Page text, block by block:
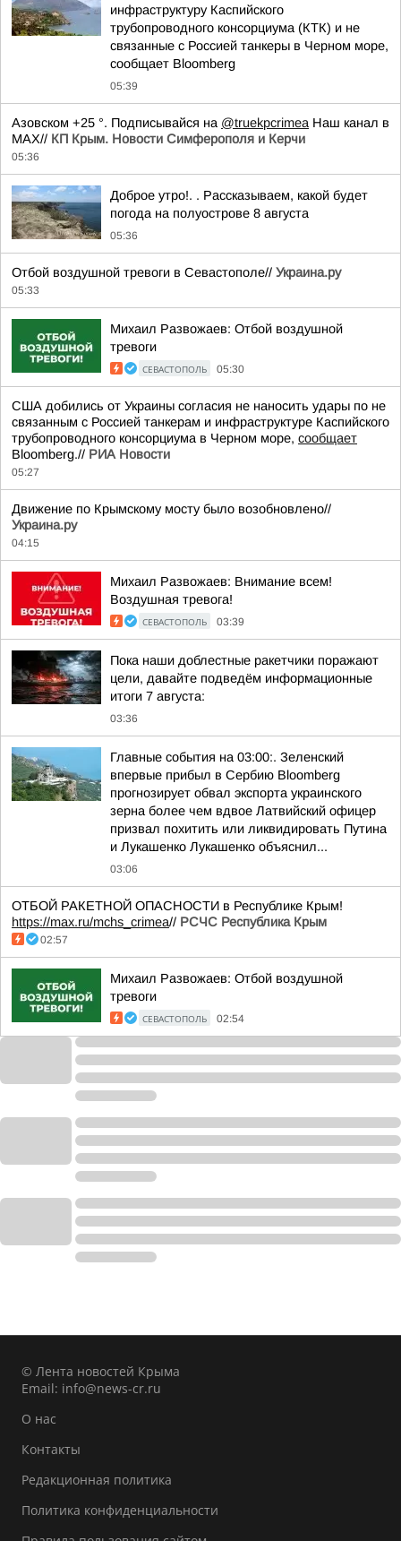
инфраструктуру Каспийского
трубопроводного консорциума (КТК) и не
связанные с Россией танкеры в Черном море,
сообщает Bloomberg
05:39
Азовском +25 °. Подписывайся на @truekpcrimea Наш канал в
MAX// КП Крым. Новости Симферополя и Керчи
05:36
Доброе утро!. . Рассказываем, какой будет
погода на полуострове 8 августа
05:36
Отбой воздушной тревоги в Севастополе// Украина.ру
05:33
Михаил Развожаев: Отбой воздушной
тревоги
СЕВАСТОПОЛЬ 05:30
США добились от Украины согласия не наносить удары по не
связанным с Россией танкерам и инфраструктуре Каспийского
трубопроводного консорциума в Черном море, сообщает
Bloomberg.// РИА Новости
05:27
Движение по Крымскому мосту было возобновлено//
Украина.ру
04:15
Михаил Развожаев: Внимание всем!
Воздушная тревога!
СЕВАСТОПОЛЬ 03:39
Пока наши доблестные ракетчики поражают
цели, давайте подведём информационные
итоги 7 августа:
03:36
Главные события на 03:00:. Зеленский
впервые прибыл в Сербию Bloomberg
прогнозирует обвал экспорта украинского
зерна более чем вдвое Латвийский офицер
призвал похитить или ликвидировать Путина
и Лукашенко Лукашенко объяснил...
03:06
ОТБОЙ РАКЕТНОЙ ОПАСНОСТИ в Республике Крым!
https://max.ru/mchs_crimea// РСЧС Республика Крым
02:57
Михаил Развожаев: Отбой воздушной
тревоги
СЕВАСТОПОЛЬ 02:54
© Лента новостей Крыма
Email: info@news-cr.ru
О нас
Контакты
Редакционная политика
Политика конфиденциальности